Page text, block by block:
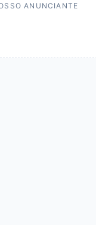
ANUNCIANTE